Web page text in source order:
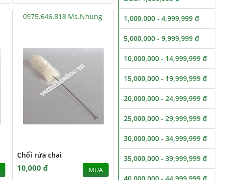
0975.646.818 Ms.Nhung
Chổi rửa chai
10,000 đ MUA
1,000,000 - 4,999,999 đ
5,000,000 - 9,999,999 đ
10,000,000 - 14,999,999 đ
15,000,000 - 19,999,999 đ
20,000,000 - 24,999,999 đ
25,000,000 - 29,999,999 đ
30,000,000 - 34,999,999 đ
35,000,000 - 39,999,999 đ